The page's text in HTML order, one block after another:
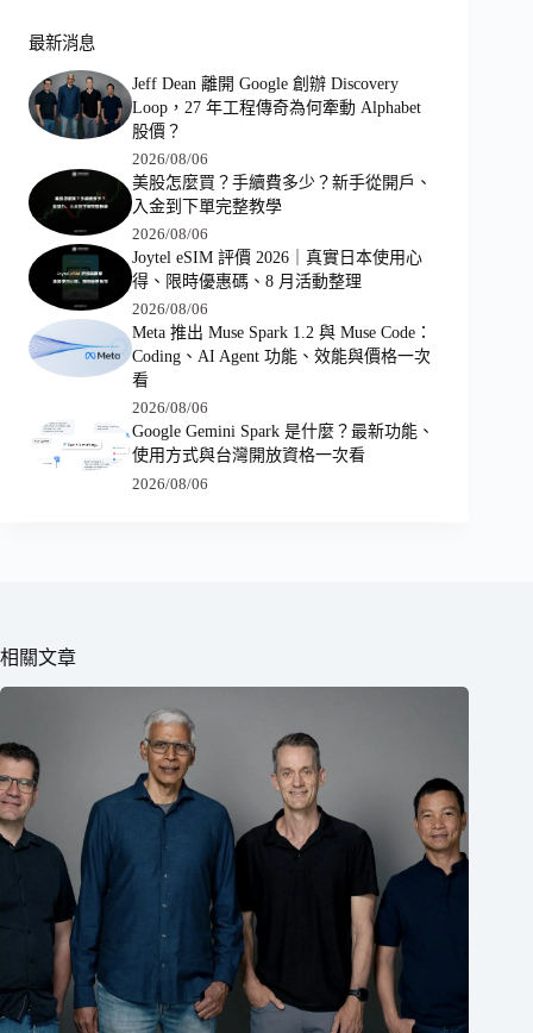
最新消息
Jeff Dean 離開 Google 創辦 Discovery
Loop，27 年工程傳奇為何牽動 Alphabet
股價？
2026/08/06
美股怎麼買？手續費多少？新手從開戶、
入金到下單完整教學
2026/08/06
Joytel eSIM 評價 2026｜真實日本使用心
得、限時優惠碼、8 月活動整理
2026/08/06
Meta 推出 Muse Spark 1.2 與 Muse Code：
Coding、AI Agent 功能、效能與價格一次
看
2026/08/06
Google Gemini Spark 是什麼？最新功能、
使用方式與台灣開放資格一次看
2026/08/06
相關文章